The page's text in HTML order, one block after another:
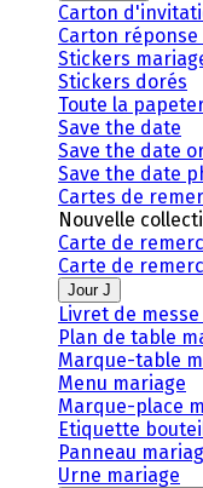
Carton
Carton réponse
Stickers
Stickers dorés
Toute la
Save the date
Save the date
Save the date
Cartes de
Nouvelle
Carte de
Carte de
Jour J
Livret de
Plan de table
Marque-table
Menu mariage
Marque-place
Etiquette
Panneau
Urne mariage